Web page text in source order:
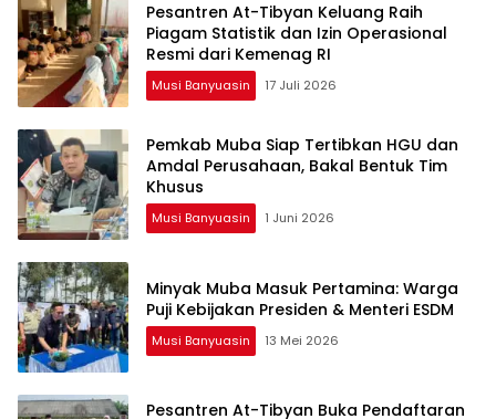
Pesantren At-Tibyan Keluang Raih
Piagam Statistik dan Izin Operasional
Resmi dari Kemenag RI
Musi Banyuasin 17 Juli 2026
Pemkab Muba Siap Tertibkan HGU dan
Amdal Perusahaan, Bakal Bentuk Tim
Khusus
Musi Banyuasin 1 Juni 2026
Minyak Muba Masuk Pertamina: Warga
Puji Kebijakan Presiden & Menteri ESDM
Musi Banyuasin 13 Mei 2026
Pesantren At-Tibyan Buka Pendaftaran